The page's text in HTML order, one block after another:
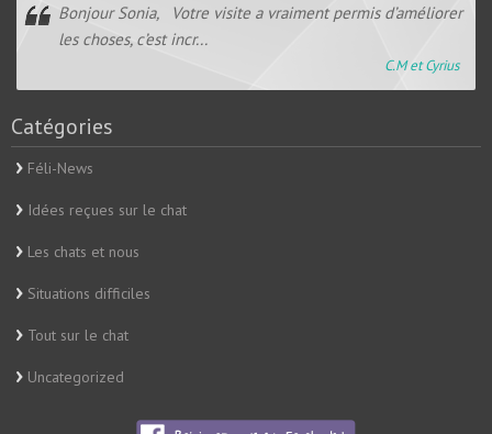
Bonjour Sonia, Votre visite a vraiment permis d’améliorer
les choses, c’est incr...
C.M et Cyrius
Catégories
Féli-News
Idées reçues sur le chat
Les chats et nous
Situations difficiles
Tout sur le chat
Uncategorized